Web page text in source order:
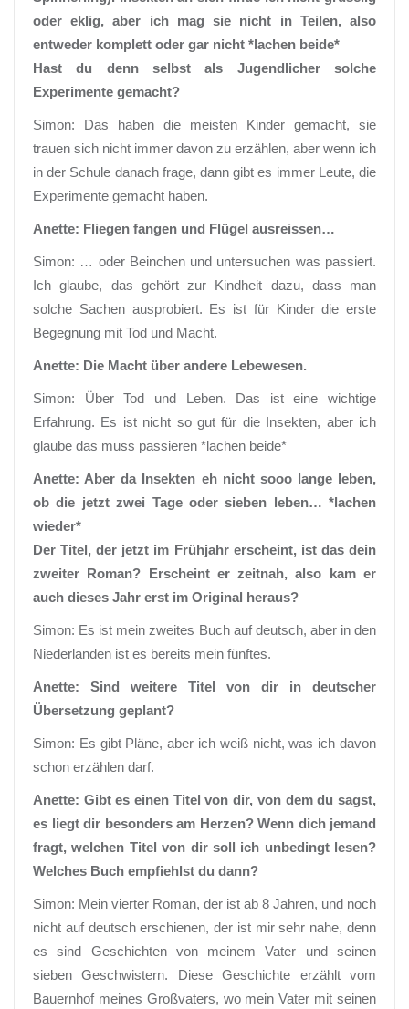
oder eklig, aber ich mag sie nicht in Teilen, also
entweder komplett oder gar nicht *lachen beide*
Hast du denn selbst als Jugendlicher solche
Experimente gemacht?
Simon: Das haben die meisten Kinder gemacht, sie
trauen sich nicht immer davon zu erzählen, aber wenn ich
in der Schule danach frage, dann gibt es immer Leute, die
Experimente gemacht haben.
Anette: Fliegen fangen und Flügel ausreissen…
Simon: … oder Beinchen und untersuchen was passiert.
Ich glaube, das gehört zur Kindheit dazu, dass man
solche Sachen ausprobiert. Es ist für Kinder die erste
Begegnung mit Tod und Macht.
Anette: Die Macht über andere Lebewesen.
Simon: Über Tod und Leben. Das ist eine wichtige
Erfahrung. Es ist nicht so gut für die Insekten, aber ich
glaube das muss passieren *lachen beide*
Anette: Aber da Insekten eh nicht sooo lange leben,
ob die jetzt zwei Tage oder sieben leben… *lachen
wieder*
Der Titel, der jetzt im Frühjahr erscheint, ist das dein
zweiter Roman? Erscheint er zeitnah, also kam er
auch dieses Jahr erst im Original heraus?
Simon: Es ist mein zweites Buch auf deutsch, aber in den
Niederlanden ist es bereits mein fünftes.
Anette: Sind weitere Titel von dir in deutscher
Übersetzung geplant?
Simon: Es gibt Pläne, aber ich weiß nicht, was ich davon
schon erzählen darf.
Anette: Gibt es einen Titel von dir, von dem du sagst,
es liegt dir besonders am Herzen? Wenn dich jemand
fragt, welchen Titel von dir soll ich unbedingt lesen?
Welches Buch empfiehlst du dann?
Simon: Mein vierter Roman, der ist ab 8 Jahren, und noch
nicht auf deutsch erschienen, der ist mir sehr nahe, denn
es sind Geschichten von meinem Vater und seinen
sieben Geschwistern. Diese Geschichte erzählt vom
Bauernhof meines Großvaters, wo mein Vater mit seinen